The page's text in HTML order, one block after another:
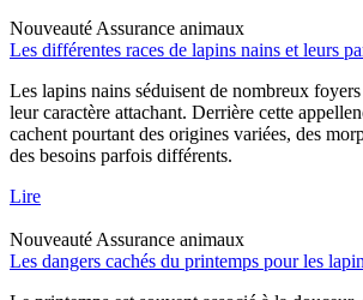
Nouveauté Assurance animaux
Les différentes races de lapins nains et leurs
Les lapins nains séduisent de nombreux
leur caractère attachant. Derrière cette
cachent pourtant des origines variées, des
des besoins parfois différents.
Lire
Nouveauté Assurance animaux
Les dangers cachés du printemps pour les